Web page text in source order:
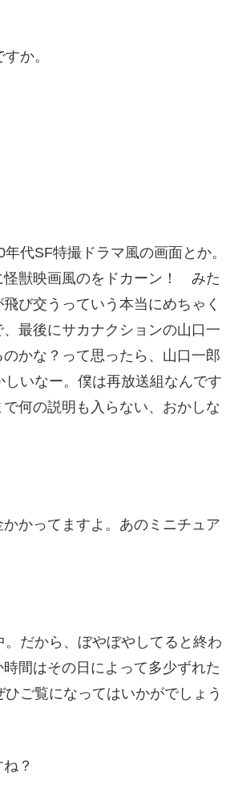
か。
代SF特撮ドラマ風の画面とか。
怪獣映画風のをドカーン！ みた
び交うっていう本当にめちゃく
最後にサカナクションの山口一
かな？って思ったら、山口一郎
いなー。僕は再放送組なんです
何の説明も入らない、おかしな
かってますよ。あのミニチュア
。だから、ぼやぼやしてると終わ
間はその日によって多少ずれた
ご覧になってはいかがでしょう
？